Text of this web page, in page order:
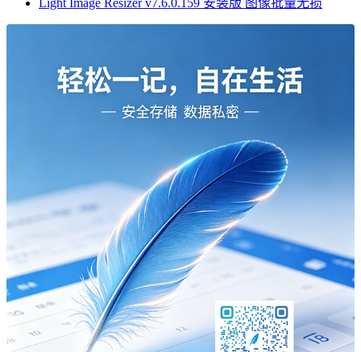
Light Image Resizer v7.6.0.159 安装版 图像批量无损